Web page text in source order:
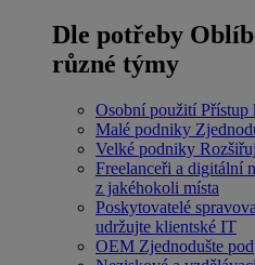
Dle potřeby
různé týmy
Osobní použití Přístup
Malé podniky
Velké podniky
Freelanceři a digitální
z jakéhokoli místa
Poskytovatelé
udržujte klientské IT
OEM Zjednodušte